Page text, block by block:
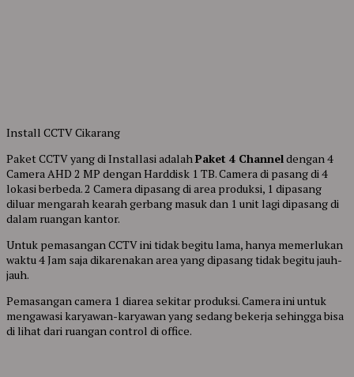
Install CCTV Cikarang
Paket CCTV yang di Installasi adalah Paket 4 Channeldengan 4
Camera AHD 2 MP dengan Harddisk 1 TB. Camera di pasang di 4
lokasi berbeda. 2 Camera dipasang di area produksi, 1 dipasang
diluar mengarah kearah gerbang masuk dan 1 unit lagi dipasang di
dalam ruangan kantor.
Untuk pemasangan CCTV ini tidak begitu lama, hanya memerlukan
waktu 4 Jam saja dikarenakan area yang dipasang tidak begitu jauh-
jauh.
Pemasangan camera 1 diarea sekitar produksi. Camera ini untuk
mengawasi karyawan-karyawan yang sedang bekerja sehingga bisa
di lihat dari ruangan control di office.